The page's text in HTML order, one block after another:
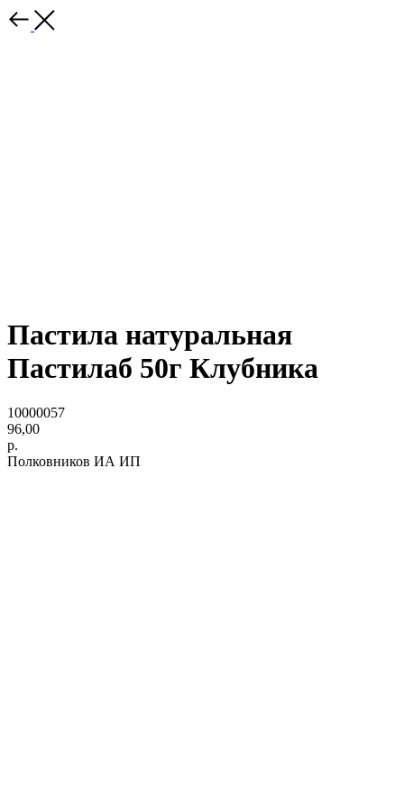
Пастила натуральная
Пастилаб 50г Клубника
10000057
96,00
р.
Полковников ИА ИП